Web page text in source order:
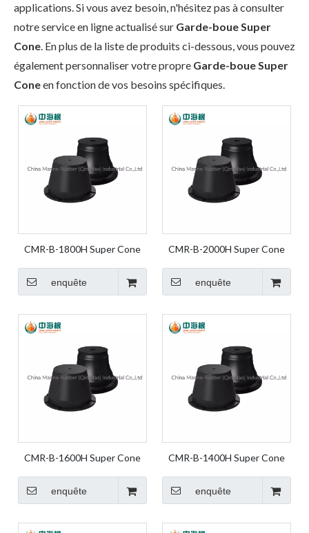
applications. Si vous avez besoin, n'hésitez pas à consulter
notre service en ligne actualisé sur Garde-boue Super
Cone. En plus de la liste de produits ci-dessous, vous pouvez
également personnaliser votre propre Garde-boue Super
Coneen fonction de vos besoins spécifiques.
CMR-B-1800H Super Cone
Fender Marine Rubber Fender
Dock Fender for Dock and
Harbor
enquête
CMR-B-2000H Super Cone
Fender Marine Rubber Fender
Dock Fender for Dock and
Harbor
enquête
CMR-B-1600H Super Cone
Fender Marine Rubber Fender
Dock Fender for Dock and
Harbor
enquête
CMR-B-1400H Super Cone
Fender Marine Rubber Fender
Dock Fender for Dock and
Harbor
enquête